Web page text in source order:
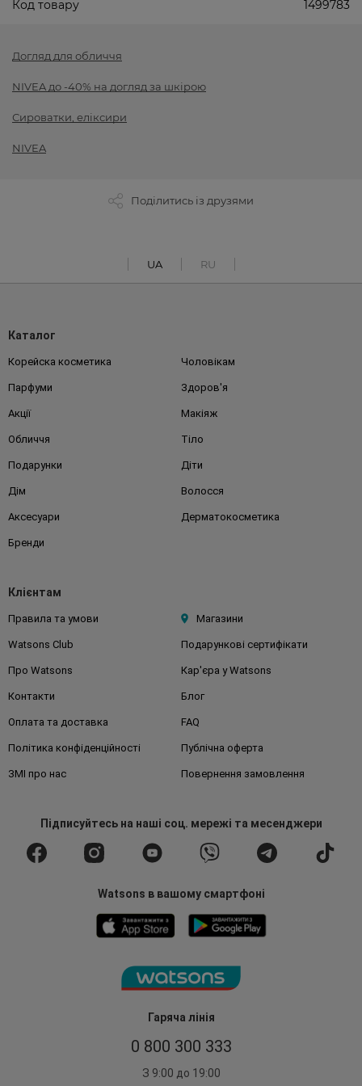
Код товару 1499783
Догляд для обличчя
NIVEA до -40% на догляд за шкірою
Сироватки, еліксири
NIVEA
Поділитись із друзями
UA RU
Гаряча лінія
0 800 300 333
З 9:00 до 19:00
Каталог
Корейска косметика Чоловікам
Парфуми Здоров'я
Акції Макіяж
Обличчя Тіло
Подарунки Діти
Дім Волосся
Аксесуари Дерматокосметика
Бренди
Клієнтам
Правила та умови Магазини
Watsons Club Подарункові сертифікати
Про Watsons Кар'єра у Watsons
Контакти Блог
Оплата та доставка FAQ
Політика конфіденційності Публічна оферта
ЗМІ про нас Повернення замовлення
Підписуйтесьна наші соц. мережі та месенджери
Watsons в вашому смартфоні